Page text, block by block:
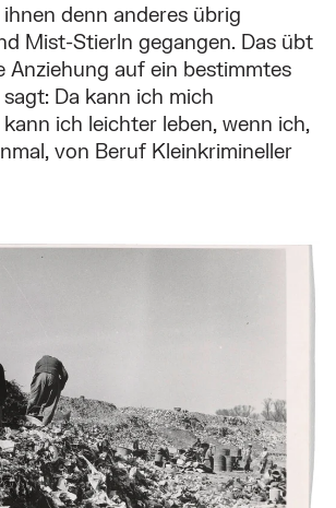
denn anderes übrig
Mist-Stierln gegangen. Das übt
Anziehung auf ein bestimmtes
Da kann ich mich
ich leichter leben, wenn ich,
von Beruf Kleinkrimineller